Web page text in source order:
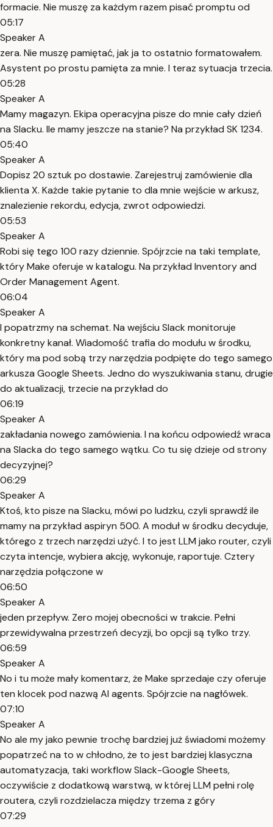
formacie. Nie muszę za każdym razem pisać promptu od
05:17
Speaker A
zera. Nie muszę pamiętać, jak ja to ostatnio formatowałem.
Asystent po prostu pamięta za mnie. I teraz sytuacja trzecia.
05:28
Speaker A
Mamy magazyn. Ekipa operacyjna pisze do mnie cały dzień
na Slacku. Ile mamy jeszcze na stanie? Na przykład SK 1234.
05:40
Speaker A
Dopisz 20 sztuk po dostawie. Zarejestruj zamówienie dla
klienta X. Każde takie pytanie to dla mnie wejście w arkusz,
znalezienie rekordu, edycja, zwrot odpowiedzi.
05:53
Speaker A
Robi się tego 100 razy dziennie. Spójrzcie na taki template,
który Make oferuje w katalogu. Na przykład Inventory and
Order Management Agent.
06:04
Speaker A
I popatrzmy na schemat. Na wejściu Slack monitoruje
konkretny kanał. Wiadomość trafia do modułu w środku,
który ma pod sobą trzy narzędzia podpięte do tego samego
arkusza Google Sheets. Jedno do wyszukiwania stanu, drugie
do aktualizacji, trzecie na przykład do
06:19
Speaker A
zakładania nowego zamówienia. I na końcu odpowiedź wraca
na Slacka do tego samego wątku. Co tu się dzieje od strony
decyzyjnej?
06:29
Speaker A
Ktoś, kto pisze na Slacku, mówi po ludzku, czyli sprawdź ile
mamy na przykład aspiryn 500. A moduł w środku decyduje,
którego z trzech narzędzi użyć. I to jest LLM jako router, czyli
czyta intencje, wybiera akcję, wykonuje, raportuje. Cztery
narzędzia połączone w
06:50
Speaker A
jeden przepływ. Zero mojej obecności w trakcie. Pełni
przewidywalna przestrzeń decyzji, bo opcji są tylko trzy.
06:59
Speaker A
No i tu może mały komentarz, że Make sprzedaje czy oferuje
ten klocek pod nazwą AI agents. Spójrzcie na nagłówek.
07:10
Speaker A
No ale my jako pewnie trochę bardziej już świadomi możemy
popatrzeć na to w chłodno, że to jest bardziej klasyczna
automatyzacja, taki workflow Slack-Google Sheets,
oczywiście z dodatkową warstwą, w której LLM pełni rolę
routera, czyli rozdzielacza między trzema z góry
07:29